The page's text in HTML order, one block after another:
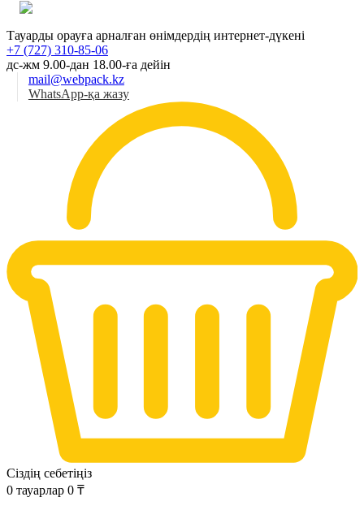
Тауарды орауға арналған өнімдердің интернет-дүкені
+7 (727) 310-85-06
дс-жм 9.00-дан 18.00-ға дейін
mail@webpack.kz
WhatsApp-қа жазу
Сіздің себетіңіз
0 тауарлар 0 ₸